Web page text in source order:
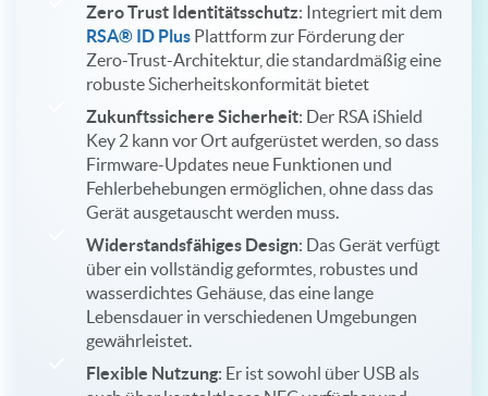
Zero Trust Identitätsschutz: Integriert mit dem
RSA® ID Plus Plattform zur Förderung der
Zero-Trust-Architektur, die standardmäßig eine
robuste Sicherheitskonformität bietet
Zukunftssichere Sicherheit: Der RSA iShield
Key 2 kann vor Ort aufgerüstet werden, so dass
Firmware-Updates neue Funktionen und
Fehlerbehebungen ermöglichen, ohne dass das
Gerät ausgetauscht werden muss.
Widerstandsfähiges Design: Das Gerät verfügt
über ein vollständig geformtes, robustes und
wasserdichtes Gehäuse, das eine lange
Lebensdauer in verschiedenen Umgebungen
gewährleistet.
Flexible Nutzung: Er ist sowohl über USB als